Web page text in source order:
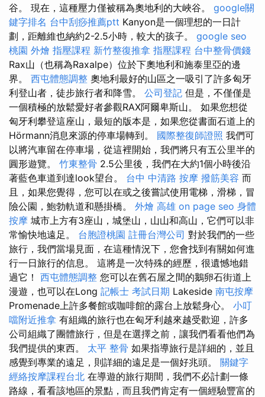
谷。 現在，這種壓力僅被稱為奧地利的大峽谷。 google關
鍵字排名 台中刮痧推薦ptt Kanyon是一個理想的一日計
劃，距離維也納約2-2.5小時，較大的孩子。 google seo
桃園 外燴 指壓課程 新竹整復推拿 指壓課程 台中整骨價錢
Rax山（也稱為Raxalpe）位於下奧地利和施泰里亞的邊
界。 西屯體態調整 奧地利最好的山區之一吸引了許多匈牙
利登山者，徒步旅行者和降雪。 公司登記 但是，不僅僅是
一個積極的放鬆愛好者參觀RAX阿爾卑斯山。 如果您想從
匈牙利攀登這座山，最短的版本是，如果您從書面石道上的
Hörmann消息來源的停車場轉到。 國際整復師證照 我們可
以將汽車留在停車場，從這裡開始，我們將只有五公里半的
圓形遊覽。 竹東整骨 2.5公里後，我們在大約1個小時後沿
著藍色車道到達look望台。 台中 中清路 按摩 撥筋美容 而
且，如果您覺得，您可以在或之後嘗試使用電梯，滑梯，冒
險公園，鮑勃軌道和懸掛橋。 外燴 高雄 on page seo 身體
按摩 城市上方有3座山，城堡山，山山和高山，它們可以非
常愉快地遠足。 台胞證桃園 註冊台灣公司 對於我們的一些
旅行，我們當場見面，在這種情況下，您會找到有關如何進
行一日旅行的信息。 這將是一次特殊的經歷，很遺憾地錯
過它！ 西屯體態調整 您可以在舊石屋之間的鵝卵石街道上
漫遊，也可以在Long 記帳士 考試日期 Lakeside 南屯按摩
Promenade上許多餐館或咖啡館的露台上放鬆身心。 小叮
噹附近推拿 有組織的旅行也在匈牙利越來越受歡迎，許多
公司組織了團體旅行，但是在選擇之前，讓我們看看他們為
我們提供的東西。 太平 整骨 如果指導旅行是詳細的，並且
感覺到專業的遠足，則詳細的遠足是一個好兆頭。 關鍵字
經絡按摩課程台北 在導遊的旅行期間，我們不必計劃一條
路線，看看該地區的景點，而且我們肯定有一個經驗豐富的